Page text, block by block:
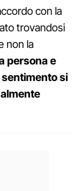
con la
trovandosi
non la
persona e
si